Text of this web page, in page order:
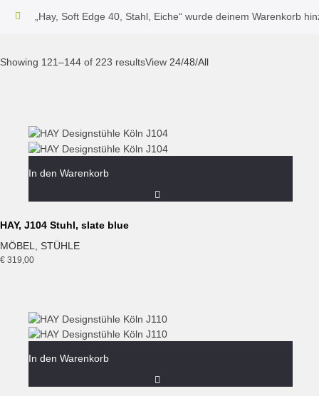
„Hay, Soft Edge 40, Stahl, Eiche“ wurde deinem Warenkorb
Showing 121–144 of 223 resultsView 24/48/All
In den Warenkorb
HAY, J104 Stuhl, slate blue
MÖBEL
STÜHLE
€ 319,00
In den Warenkorb